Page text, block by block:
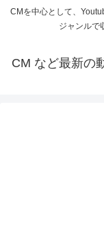
CMを中心として、
ジャンルで
CM など最新の